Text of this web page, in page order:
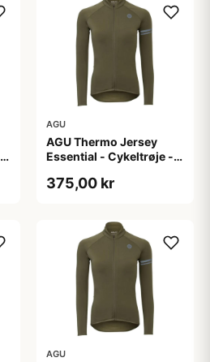
AGU
AGU Thermo Jersey
Essential - Cykeltrøje -
M
375,00 kr
AGU